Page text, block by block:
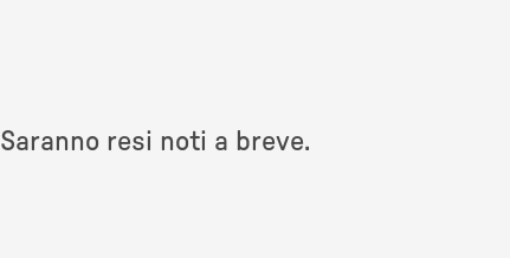
Saranno resi noti a breve.